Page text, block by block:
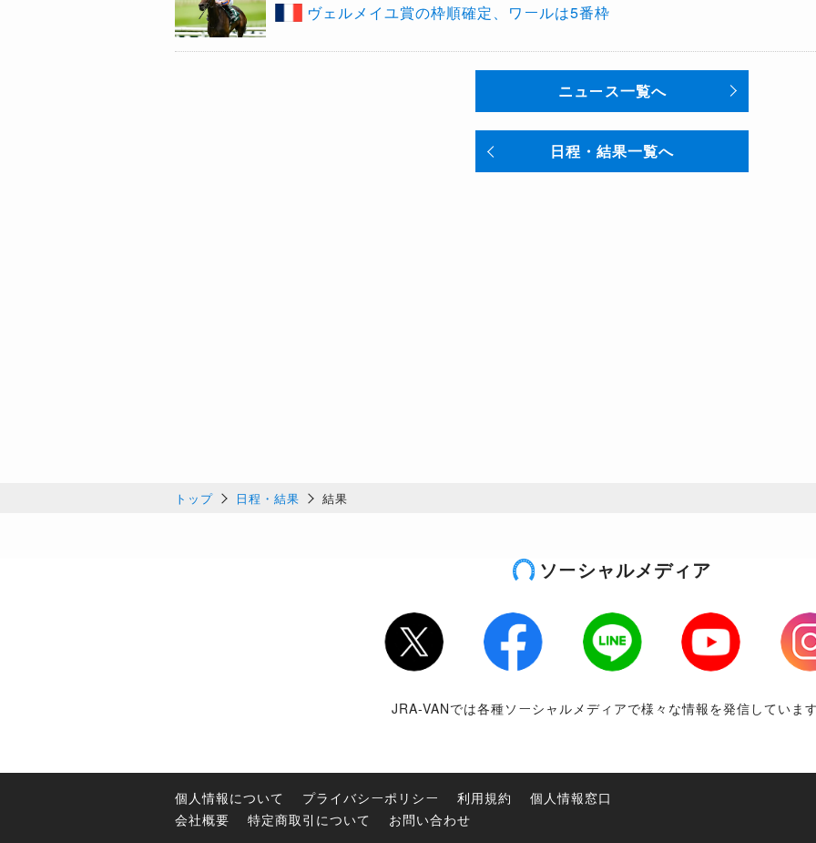
ヴェルメイユ賞の枠順確定、ワールは5番枠
ニュース一覧へ
日程・結果一覧へ
トップ 日程・結果 結果
ソーシャルメディア
Twitter LINE Youtube
JRA-VANでは各種ソーシャルメディアで様々な情報を発信していま
個人情報について プライバシーポリシー 利用規約
個人情報窓口
会社概要
特定商取引について お問い合わせ